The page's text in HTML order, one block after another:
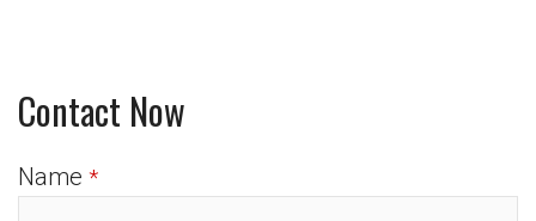
Contact Now
Name *